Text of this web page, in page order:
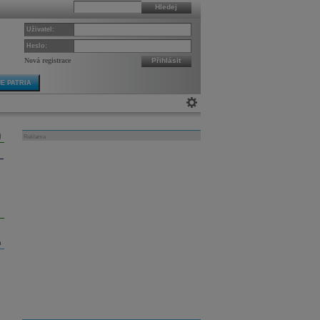
Hledej
Uživatel:
Heslo:
Nová registrace Přihlásit
PATRIA
Reklama